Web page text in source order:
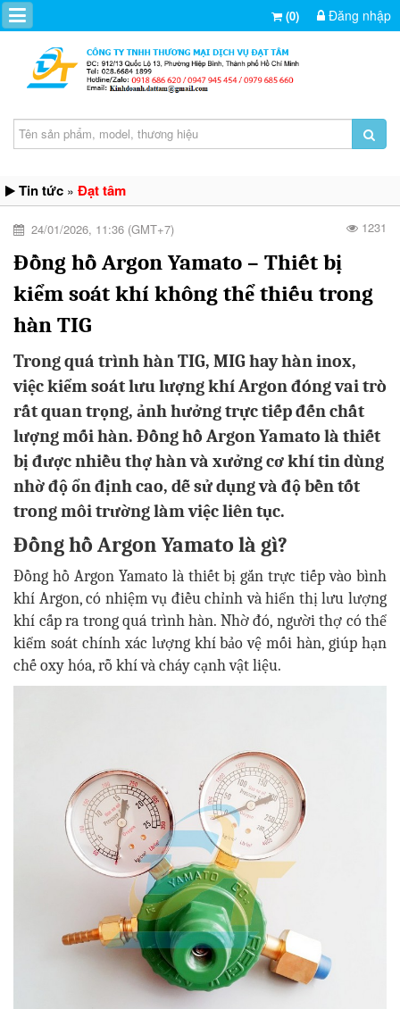
(0) Đăng nhập
Tin tức » Đạt tâm
24/01/2026, 11:36 (GMT+7) 1231
Đồng hồ Argon Yamato – Thiết bị
kiểm soát khí không thể thiếu trong
hàn TIG
Trong quá trình hàn TIG, MIG hay hàn inox,
việc kiểm soát lưu lượng khí Argon đóng vai trò
rất quan trọng, ảnh hưởng trực tiếp đến chất
lượng mối hàn. Đồng hồ Argon Yamato là thiết
bị được nhiều thợ hàn và xưởng cơ khí tin dùng
nhờ độ ổn định cao, dễ sử dụng và độ bền tốt
trong môi trường làm việc liên tục.
Đồng hồ Argon Yamato là gì?
Đồng hồ Argon Yamato là thiết bị gắn trực tiếp vào bình
khí Argon, có nhiệm vụ điều chỉnh và hiển thị lưu lượng
khí cấp ra trong quá trình hàn. Nhờ đó, người thợ có thể
kiểm soát chính xác lượng khí bảo vệ mối hàn, giúp hạn
chế oxy hóa, rỗ khí và cháy cạnh vật liệu.